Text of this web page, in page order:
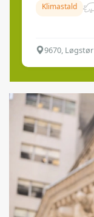
Klimastald
9670, Løgstør